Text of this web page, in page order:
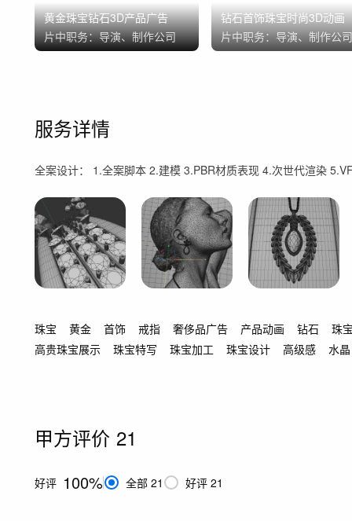
黄金珠宝钻石3D产品广告
片中职务：导演、制作公司
钻石首饰珠宝时尚3D动画
片中职务：导演、制作公
服务详情
全案设计： 1.全案脚本 2.建模 3.PBR材质表现 4.次世代渲染
珠宝 黄金 首饰 戒指 奢侈品广告 产品动画 钻石
珠
高贵珠宝展示
珠宝特写 珠宝加工 珠宝设计 高级感 水晶
甲方评价 21
好评 100% 全部 21 好评 21